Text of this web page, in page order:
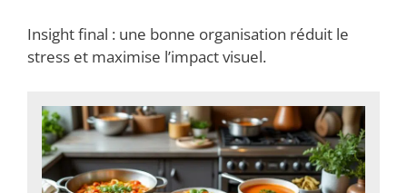
Insight final : une bonne organisation réduit le
stress et maximise l’impact visuel.